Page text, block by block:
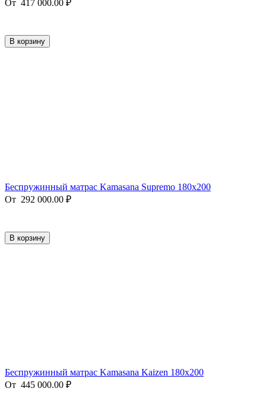
От 417 000.00 ₽
В корзину
Беспружинный матрас Kamasana Supremo 180x200
От 292 000.00 ₽
В корзину
Беспружинный матрас Kamasana Kaizen 180x200
От 445 000.00 ₽